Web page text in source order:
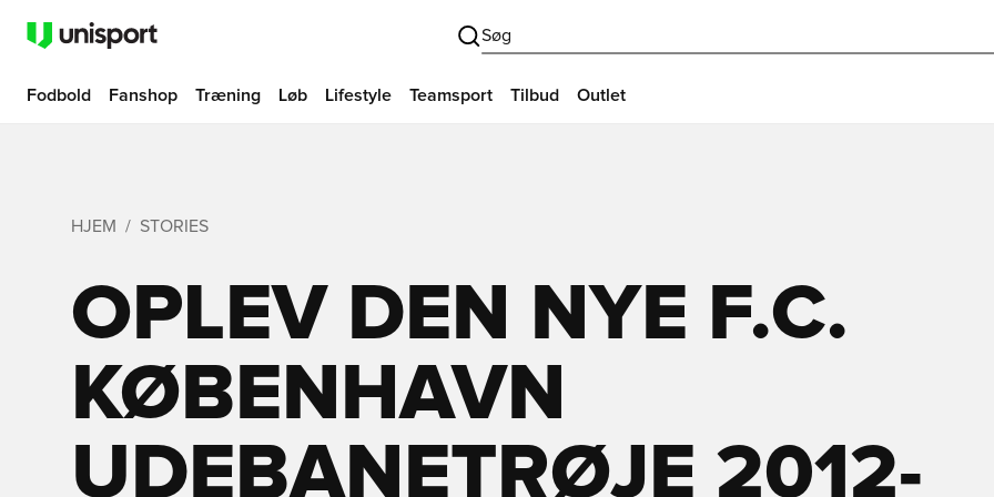
Søg
Fodbold Fanshop Træning Løb Lifestyle Teamsport Tilbud Outlet
HJEM STORIES
OPLEV DEN NYE F.C.
KØBENHAVN
UDEBANETRØJE 2012-